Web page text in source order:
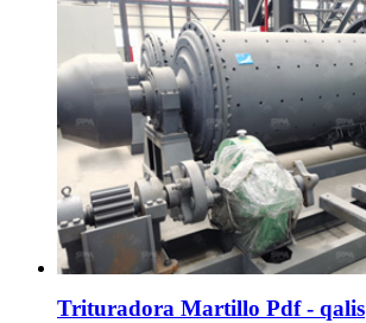
Trituradora Martillo Pdf - qalis